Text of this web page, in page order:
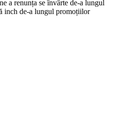
a renunța se învârte de-a lungul
inch de-a lungul promoțiilor